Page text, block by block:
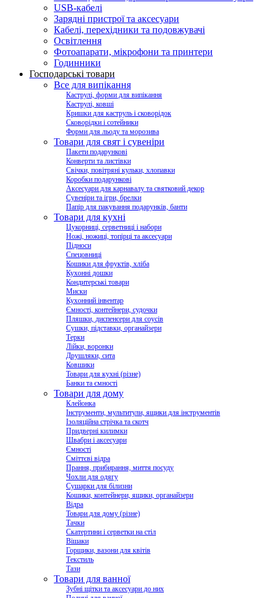
USB-кабелі
Зарядні пристрої та аксесуари
Кабелі, перехідники та подовжувачі
Освітлення
Фотоапарати, мікрофони та принтери
Годинники
Господарські товари
Все для випікання
Каструлі, форми для випікання
Каструлі, ковші
Кришки для каструль і сковорідок
Сковорідки і сотейники
Форми для льоду та морозива
Товари для свят і сувеніри
Пакети подарункові
Конверти та листівки
Свічки, повітряні кульки, хлопавки
Коробки подарункові
Аксесуари для карнавалу та святковий декор
Сувеніри та ігри, брелки
Папір для пакування подарунків, банти
Товари для кухні
Цукорниці, серветниці і набори
Ножі, ножиці, топірці та аксесуари
Підноси
Спецовниці
Кошики для фруктів, хліба
Кухонні дошки
Кондитерські товари
Миски
Кухонний інвентар
Ємності, контейнери, судочки
Пляшки, диспенсери для соусів
Сушки, підставки, органайзери
Терки
Лійки, воронки
Друшляки, сита
Ковшики
Товари для кухні (різне)
Банки та ємності
Товари для дому
Клейонка
Інструменти, мультитули, ящики для інструментів
Ізоляційна стрічка та скотч
Придверні килимки
Швабри і аксесуари
Ємності
Сміттєві відра
Прання, прибирання, миття посуду
Чохли для одягу
Сушарки для білизни
Кошики, контейнери, ящики, органайзери
Відра
Товари для дому (різне)
Тачки
Скатертини і серветки на стіл
Вішаки
Горщики, вазони для квітів
Текстиль
Тази
Товари для ванної
Зубні щітки та аксесуари до них